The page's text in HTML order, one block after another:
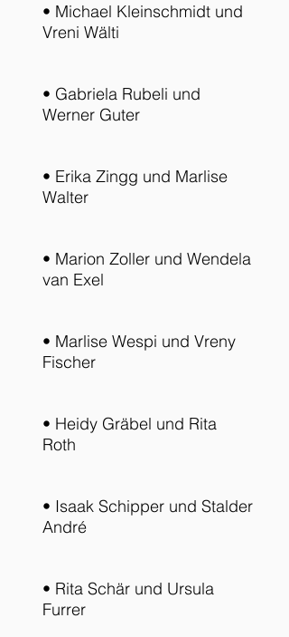
• Michael Kleinschmidt und
Vreni Wälti
• Gabriela Rubeli und
Werner Guter
• Erika Zingg und Marlise
Walter
• Marion Zoller und Wendela
van Exel
• Marlise Wespi und Vreny
Fischer
• Heidy Gräbel und Rita
Roth
• Isaak Schipper und Stalder
André
• Rita Schär und Ursula
Furrer